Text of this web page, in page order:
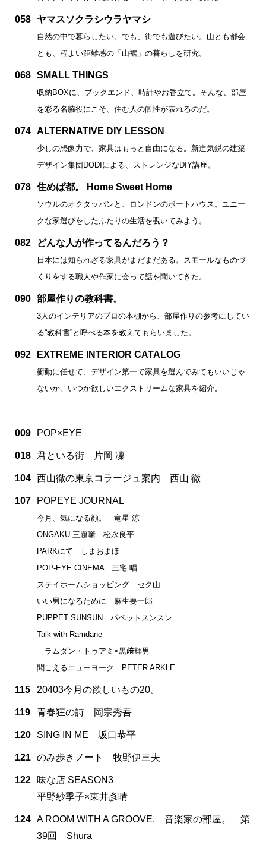
058 ヤマスソクラシウラヤマシ
自然の中で暮らしたい。でも、街でも遊びたい。山とも都会
とも、程よい距離感の「山裾」の暮らしを研究。
068 SMALL THINGS
収納BOXに、ブックエンド、時計やお香立て。そんな、部屋
を彩る名脇役にこそ、住む人の個性が表れるのだ。
074 ALTERNATIVE DIY LESSON
少しの想像力で、家具はもっと自由になる。新進気鋭の建築
デザイン集団DODIによる、ストレンジなDIY講座。
078 住めば都。 Home Sweet Home
ソウルのオクタッパンと、ロンドンのボートハウス。ユニー
クな家選びをしたふたりの生活を覗いてみよう。
082 どんな人が作ってるんだろう？
日本には知られざる家具がまだまだある。スモールなものづ
くりをする職人や作家に会って話を聞いてきた。
090 部屋作りの教科書。
3人のインテリアのプロの本棚から、部屋作りの参考にしてい
る“教科書”と呼べる本を教えてもらいました。
092 EXTREME INTERIOR CATALOG
衝動に任せて、デザイン第一で家具を選んでみてもいいじゃ
ないか。いつか欲しいエクストリームな家具を紹介。
009 POP×EYE
018 君といる街 片岡 凜
104 西山徹の東京コラージュ案内 西山 徹
107 POPEYE JOURNAL
今月、気になる顔。 竜星 涼
ONGAKU 三題噺 松永良平
PARKにて しまおまほ
POP-EYE CINEMA 三宅 唱
ステイホームショッピング セク山
いい男になるために 麻生要一郎
PUPPET SUNSUN パペットスンスン
Talk with Ramdane
ラムダン・トゥアミ×黒﨑輝男
聞こえるニューヨーク PETER ARKLE
115 20403今月の欲しいもの20。
119 青春狂の詩 岡宗秀吾
120 SING IN ME 坂口恭平
121 のみ歩きノート 牧野伊三夫
122
味な店 SEASON3
平野紗季子×東井彥晴
124 A ROOM WITH A GROOVE. 音楽家の部屋。 第
39回 Shura